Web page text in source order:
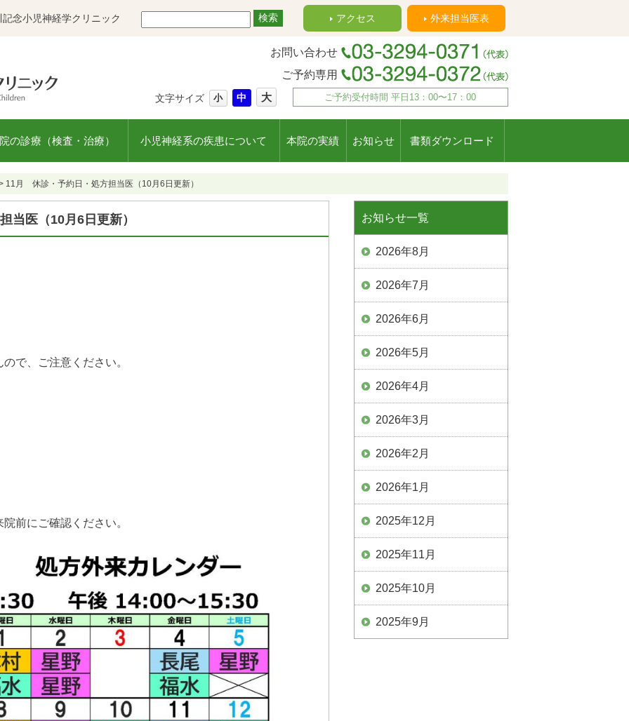
念小児神経学クリニック アクセス 外来担当医表
お問い合わせ
ご予約専用
文字サイズ 小 中 大 ご予約受付時間 平日13：00〜17：00
の診療（検査・治療） 小児神経系の疾患について 本院の実績 お知らせ 書類ダウンロード
11月 休診・予約日・処方担当医（10月6日更新）
医（10月6日更新）
で、ご注意ください。
前にご確認ください。
お知らせ一覧
2026年8月
2026年7月
2026年6月
2026年5月
2026年4月
2026年3月
2026年2月
2026年1月
2025年12月
2025年11月
2025年10月
2025年9月